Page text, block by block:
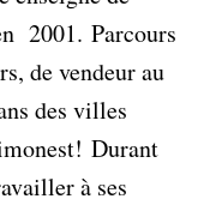
2001. Parcours
de vendeur au
des villes
Durant
à ses